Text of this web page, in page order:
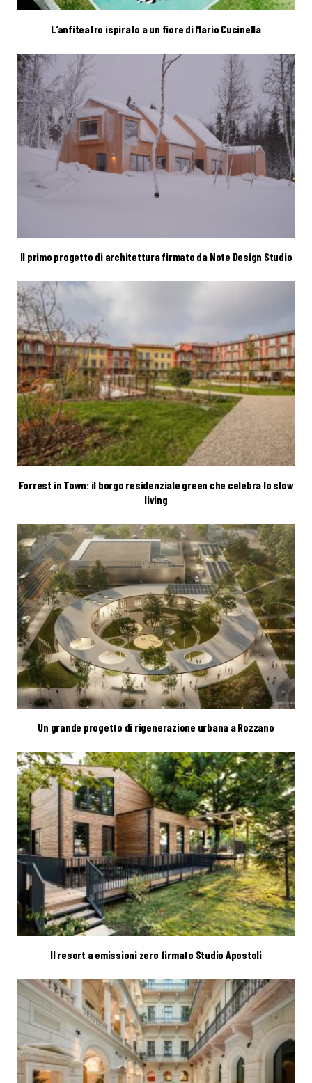
L’anfiteatro ispirato a un fiore di Mario Cucinella
Il primo progetto di architettura firmato da Note Design Studio
Forrest in Town: il borgo residenziale green che celebra lo slow
living
Un grande progetto di rigenerazione urbana a Rozzano
Il resort a emissioni zero firmato Studio Apostoli